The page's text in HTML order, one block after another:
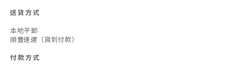
送貨方式
本地平郵
順豐速運（貨到付款）
付款方式